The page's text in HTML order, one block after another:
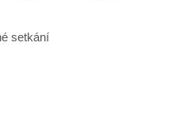
setkání